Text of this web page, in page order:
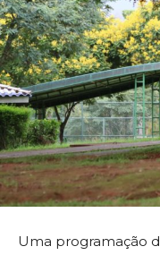
Uma programação